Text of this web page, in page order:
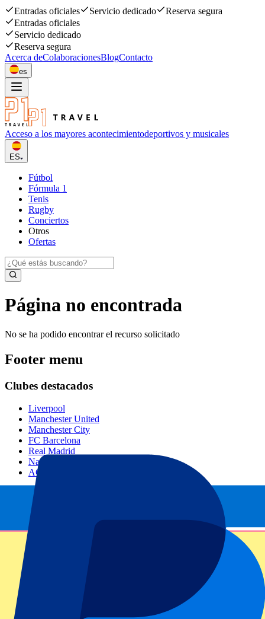
Entradas oficiales Servicio dedicado
Reserva segura
Entradas oficiales
Servicio dedicado
Reserva segura
Acerca deColaboracionesBlogContacto
es
Acceso a los mayores acontecimientodeportivos y musicales
ES
Fútbol
Fórmula 1
Tenis
Rugby
Conciertos
Otros
Ofertas
Página no encontrada
No se ha podido encontrar el recurso solicitado
Footer menu
Clubes destacados
Liverpool
Manchester United
Manchester City
FC Barcelona
Real Madrid
Napoli
AC Milan
Eventos populares
GP España
GP Países Bajos
Todos los deportes